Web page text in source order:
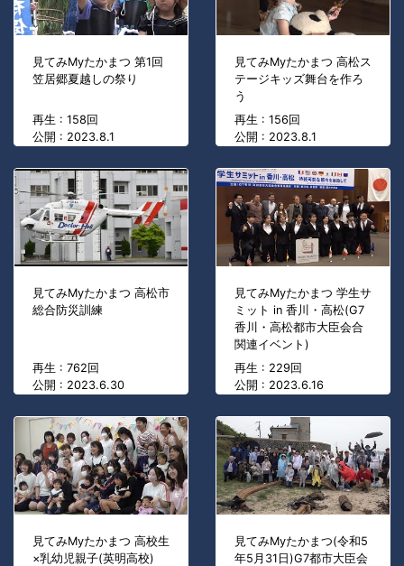
見てみMyたかまつ 第1回
笠居郷夏越しの祭り
再生 : 158回
公開 : 2023.8.1
見てみMyたかまつ 高松ス
テージキッズ舞台を作ろ
う
再生 : 156回
公開 : 2023.8.1
見てみMyたかまつ 高松市
総合防災訓練
再生 : 762回
公開 : 2023.6.30
見てみMyたかまつ 学生サ
ミット in 香川・高松(G7
香川・高松都市大臣会合
関連イベント)
再生 : 229回
公開 : 2023.6.16
見てみMyたかまつ 高校生
×乳幼児親子(英明高校)
見てみMyたかまつ(令和5
年5月31日)G7都市大臣会